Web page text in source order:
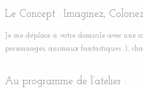
Le Concept : Imaginez,
Je me déplace à votre domicile avec
personnages, animaux fantastiques…),
Au programme de l’atelier :